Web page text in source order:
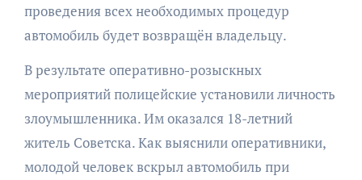
проведения всех необходимых процедур
автомобиль будет возвращён владельцу.
В результате оперативно-розыскных
мероприятий полицейские установили личность
злоумышленника. Им оказался 18-летний
житель Советска. Как выяснили оперативники,
молодой человек вскрыл автомобиль при